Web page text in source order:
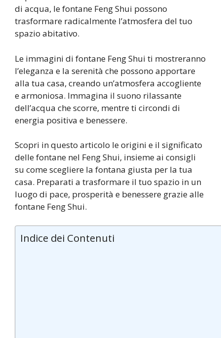
di acqua, le fontane Feng Shui possono
trasformare radicalmente l’atmosfera del tuo
spazio abitativo.
Le immagini di fontane Feng Shui ti mostreranno
l’eleganza e la serenità che possono apportare
alla tua casa, creando un’atmosfera accogliente
e armoniosa. Immagina il suono rilassante
dell’acqua che scorre, mentre ti circondi di
energia positiva e benessere.
Scopri in questo articolo le origini e il significato
delle fontane nel Feng Shui, insieme ai consigli
su come scegliere la fontana giusta per la tua
casa. Preparati a trasformare il tuo spazio in un
luogo di pace, prosperità e benessere grazie alle
fontane Feng Shui.
Indice dei Contenuti